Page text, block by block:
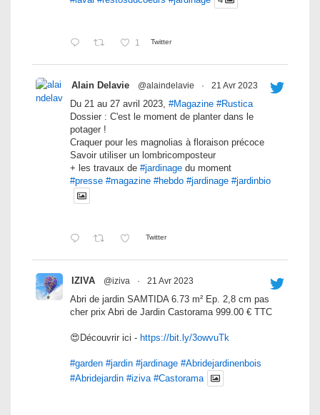
1 Twitter
Alain Delavie @alaindelavie · 21 Avr 2023
Du 21 au 27 avril 2023, #Magazine #Rustica
Dossier : C'est le moment de planter dans le
potager !
Craquer pour les magnolias à floraison précoce
Savoir utiliser un lombricomposteur
+ les travaux de #jardinage du moment
#presse #magazine #hebdo #jardinage #jardinbio
Twitter
IZIVA @iziva · 21 Avr 2023
Abri de jardin SAMTIDA 6.73 m² Ep. 2,8 cm pas
cher prix Abri de Jardin Castorama 999.00 € TTC
😍Découvrir ici - https://bit.ly/3owvuTk
#garden #jardin #jardinage #Abridejardinenbois
#Abridejardin #iziva #Castorama